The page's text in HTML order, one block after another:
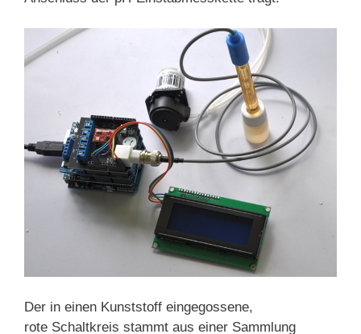
Der in einen Kunststoff eingegossene,
rote Schaltkreis stammt aus einer Sammlung